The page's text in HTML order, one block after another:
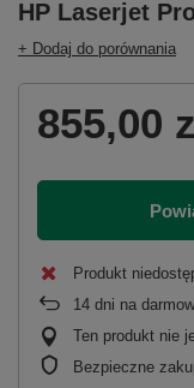
HP Laserjet
+ Dodaj do porównania
855,00
Produkt
14 dni na
Ten produkt nie
Bezpieczne